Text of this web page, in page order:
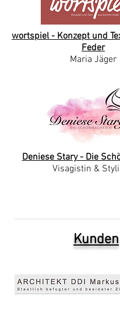
wortspiel - Konzept und
Feder
Maria Jäger
Deniese Stary - Die
Visagistin &
Kunden